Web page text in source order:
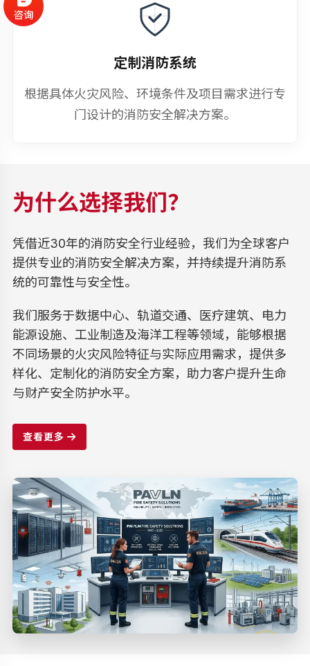
定制消防系统
根据具体火灾风险、环境条件及项目需求进行专
门设计的消防安全解决方案。
为什么选择我们？
凭借近30年的消防安全行业经验，我们为全球客户
提供专业的消防安全解决方案，并持续提升消防系
统的可靠性与安全性。
我们服务于数据中心、轨道交通、医疗建筑、电力
能源设施、工业制造及海洋工程等领域，能够根据
不同场景的火灾风险特征与实际应用需求，提供多
样化、定制化的消防安全方案，助力客户提升生命
与财产安全防护水平。
查看更多